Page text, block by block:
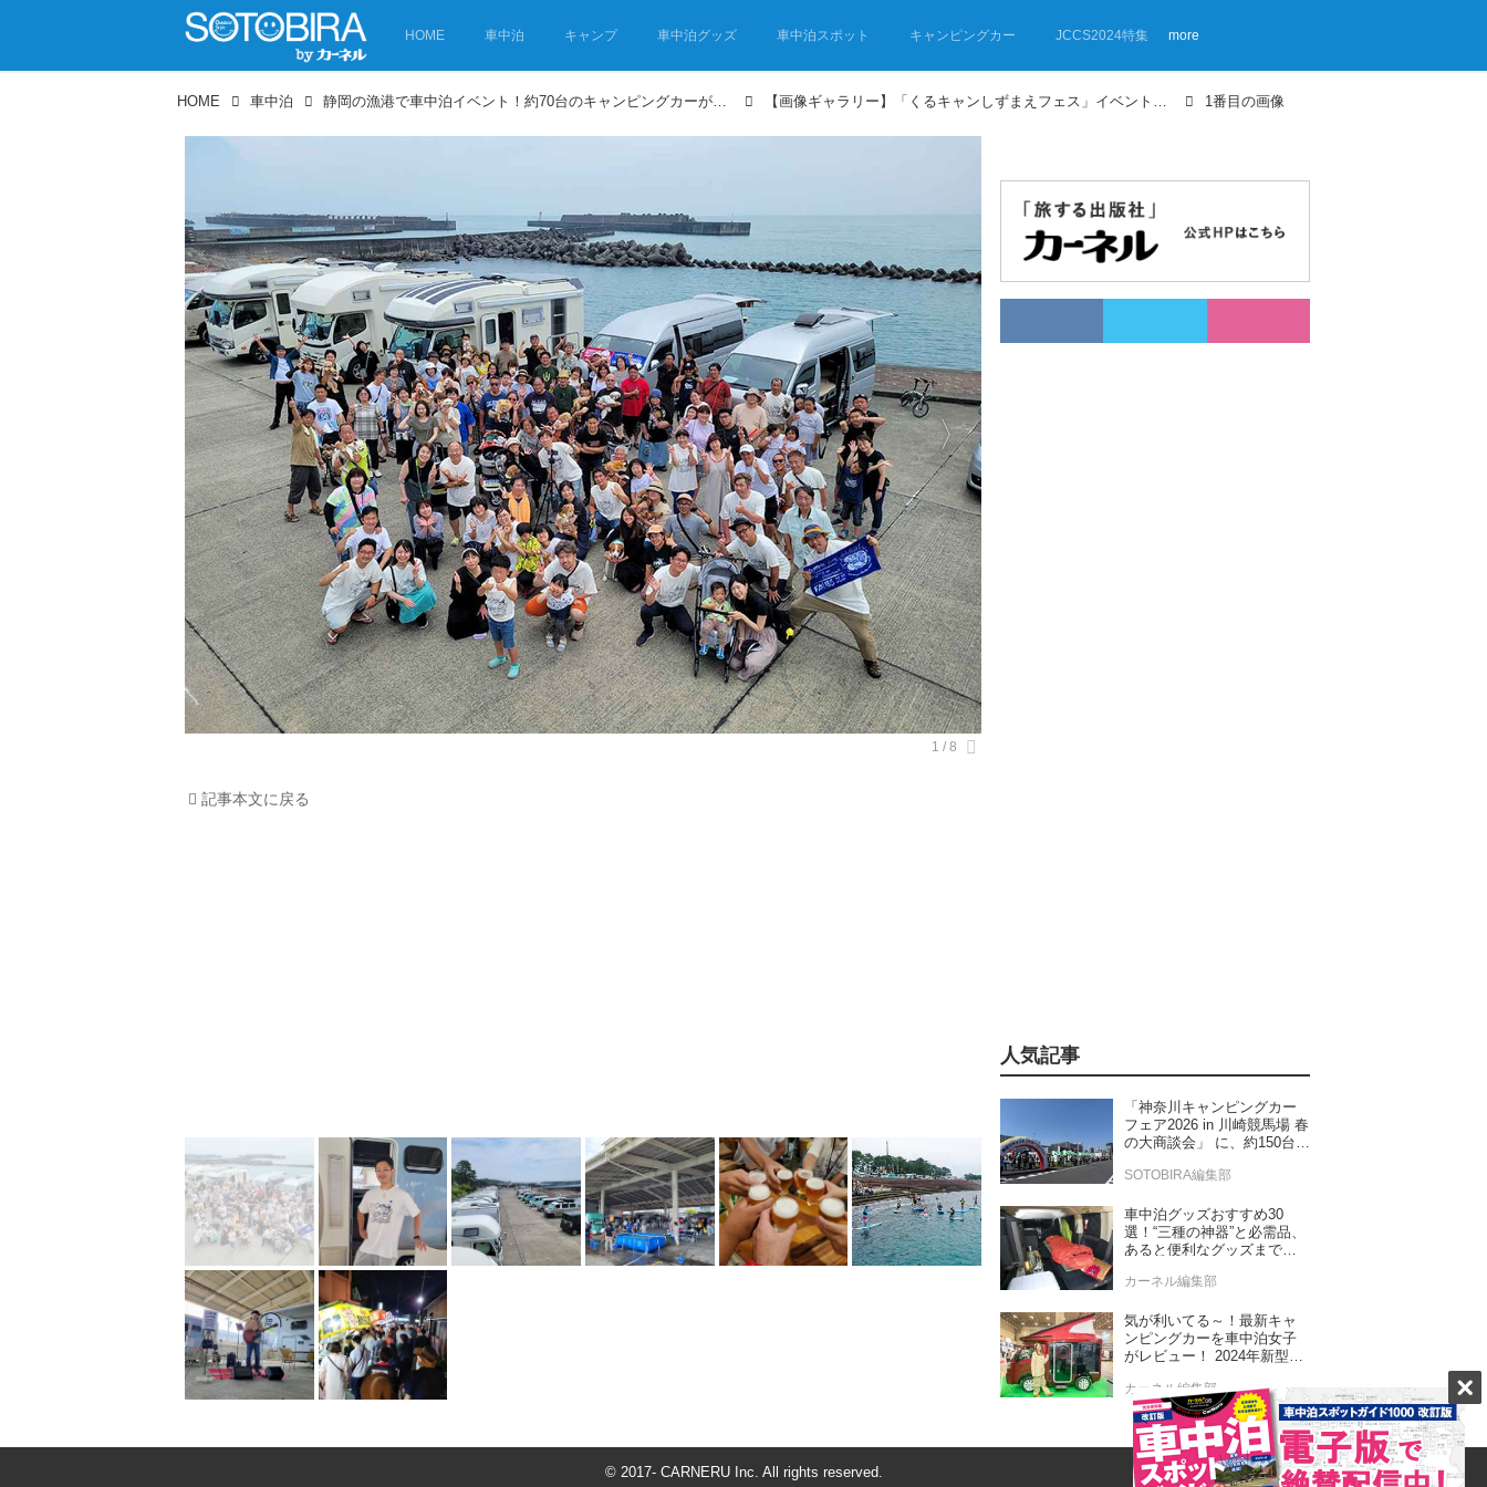
HOME 車中泊 キャンプ 車中泊グッズ 車中泊スポット キャンピングカー JCCS2024特集 more
HOME 車中泊 静岡の漁港で車中泊イベント！約70台のキャンピングカーが集まり用宗地区を満喫！ 【画像ギャラリー】「くるキャンしずまえフェス」イベントレポート 1番目の画像
記事本文に戻る
人気記事
「神奈川キャンピングカー
フェア2026 in 川崎競馬場 春
の大商談会」 に、約150台の
SOTOBIRA編集部
車中泊グッズおすすめ30
選！“三種の神器”と必需品、
あると便利なグッズまで車
カーネル編集部
気が利いてる～！最新キャ
ンピングカーを車中泊女子
がレビュー！ 2024年新型モ
カーネル編集部
ゴードンミラー新モデルは
なんと軽バン！ゴードンミ
ラーらしさを踏襲したセン
ス抜群のバンライフ車が発
© 2017- CARNERU Inc. All rights reserved.